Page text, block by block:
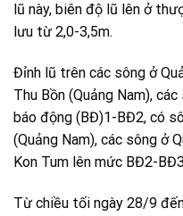
lũ này, biên độ lũ lên ở
lưu từ 2,0-3,5m.
Đỉnh lũ trên các sông ở
Thu Bồn (Quảng Nam),
báo động (BĐ)1-BĐ2, có
(Quảng Nam), các sông ở
Kon Tum lên mức BĐ2-
Từ chiều tối ngày 28/9